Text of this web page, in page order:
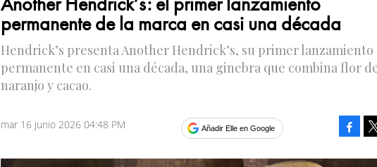
permanente de la marca en casi una década
Hendrick’s presenta Another Hendrick’s, su primer lanzamiento
permanente en casi una década, una ginebra que combina flor
naranjo y cacao.
mar 16 junio 2026 04:48 PM Añadir Elle en Google